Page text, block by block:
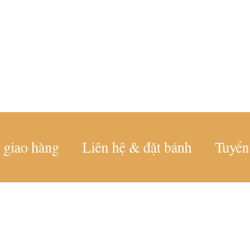
hàng Liên hệ & đặt bánh